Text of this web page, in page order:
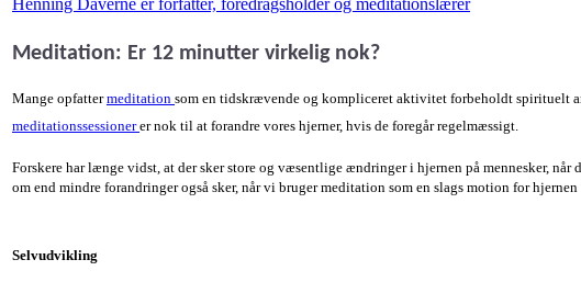
Meditation: Er 12 minutter virkelig nok?
Mange opfattermeditation som en tidskrævende og kompliceret aktivitet forbeholdt spirituelt
meditationssessionerer nok til at forandre vores hjerner, hvis de foregår regelmæssigt.
Forskere har længe vidst, at der sker store og væsentlige ændringer i hjernen på mennesker,
om end mindre forandringer også sker, når vi bruger meditation som en slags motion for
Selvudvikling